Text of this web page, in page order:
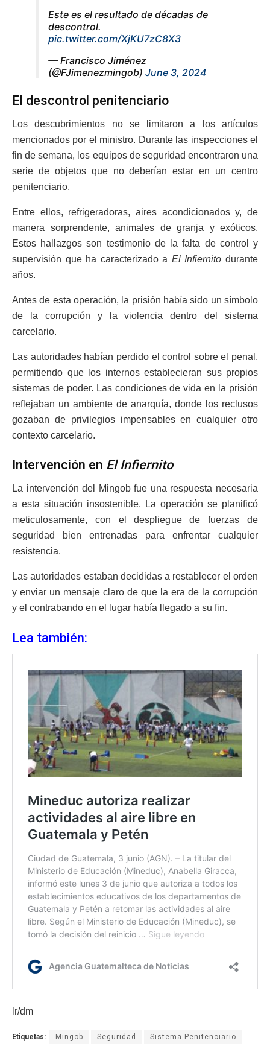
Este es el resultado de décadas de
descontrol.
pic.twitter.com/XjKU7zC8X3
— Francisco Jiménez
(@FJimenezmingob) June 3, 2024
El descontrol penitenciario
Los descubrimientos no se limitaron a los artículos
mencionados por el ministro. Durante las inspecciones el
fin de semana, los equipos de seguridad encontraron una
serie de objetos que no deberían estar en un centro
penitenciario.
Entre ellos, refrigeradoras, aires acondicionados y, de
manera sorprendente, animales de granja y exóticos.
Estos hallazgos son testimonio de la falta de control y
supervisión que ha caracterizado a El Infiernito durante
años.
Antes de esta operación, la prisión había sido un símbolo
de la corrupción y la violencia dentro del sistema
carcelario.
Las autoridades habían perdido el control sobre el penal,
permitiendo que los internos establecieran sus propios
sistemas de poder. Las condiciones de vida en la prisión
reflejaban un ambiente de anarquía, donde los reclusos
gozaban de privilegios impensables en cualquier otro
contexto carcelario.
Intervención en El Infiernito
La intervención del Mingob fue una respuesta necesaria
a esta situación insostenible. La operación se planificó
meticulosamente, con el despliegue de fuerzas de
seguridad bien entrenadas para enfrentar cualquier
resistencia.
Las autoridades estaban decididas a restablecer el orden
y enviar un mensaje claro de que la era de la corrupción
y el contrabando en el lugar había llegado a su fin.
Lea también:
lr/dm
Etiquetas: Mingob Seguridad Sistema Penitenciario